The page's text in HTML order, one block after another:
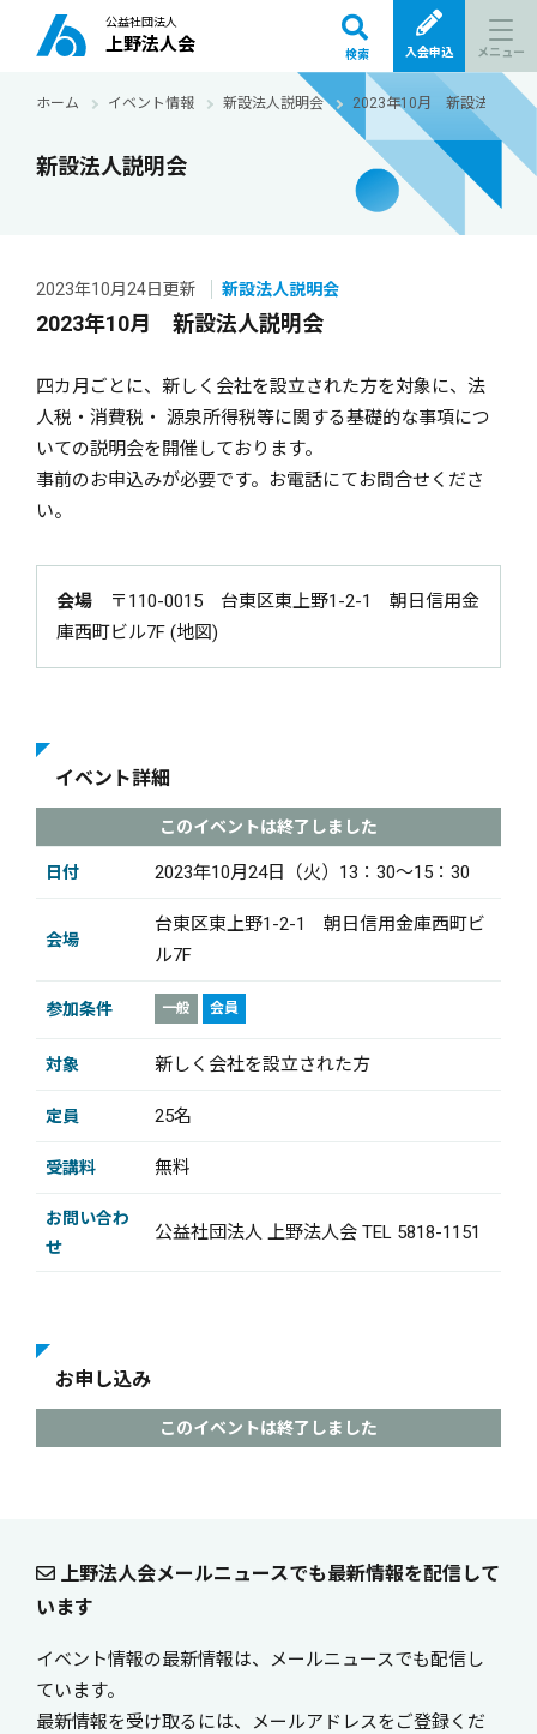
公益社団法人
上野法人会 検索 入会申込 メニュー
ホーム イベント情報 新設法人説明会 2023年10月 新設法人説明
新設法人説明会
2023年10月24日更新 新設法人説明会
2023年10月 新設法人説明会
四カ月ごとに、新しく会社を設立された方を対象に、法
人税・消費税・ 源泉所得税等に関する基礎的な事項につ
いての説明会を開催しております。
事前のお申込みが必要です。お電話にてお問合せくださ
い。
会場 〒110-0015 台東区東上野1-2-1 朝日信用金
庫西町ビル7F (地図)
イベント詳細
このイベントは終了しました
日付 2023年10月24日（火）13：30～15：30
会場
台東区東上野1-2-1 朝日信用金庫西町ビ
ル7F
参加条件 一般 会員
対象 新しく会社を設立された方
定員 25名
受講料 無料
お問い合わ
せ
公益社団法人 上野法人会 TEL 5818-1151
お申し込み
このイベントは終了しました
上野法人会メールニュースでも最新情報を配信して
います
イベント情報の最新情報は、メールニュースでも配信し
ています。
最新情報を受け取るには、メールアドレスをご登録くだ